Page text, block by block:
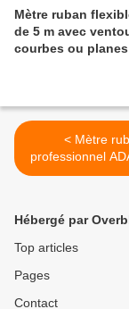
Mètre ruban
de 5 m avec
courbes ou planes
< Mètre ruban
professionnel
classe 2 de 9
Hébergé par
Top articles
Pages
Contact